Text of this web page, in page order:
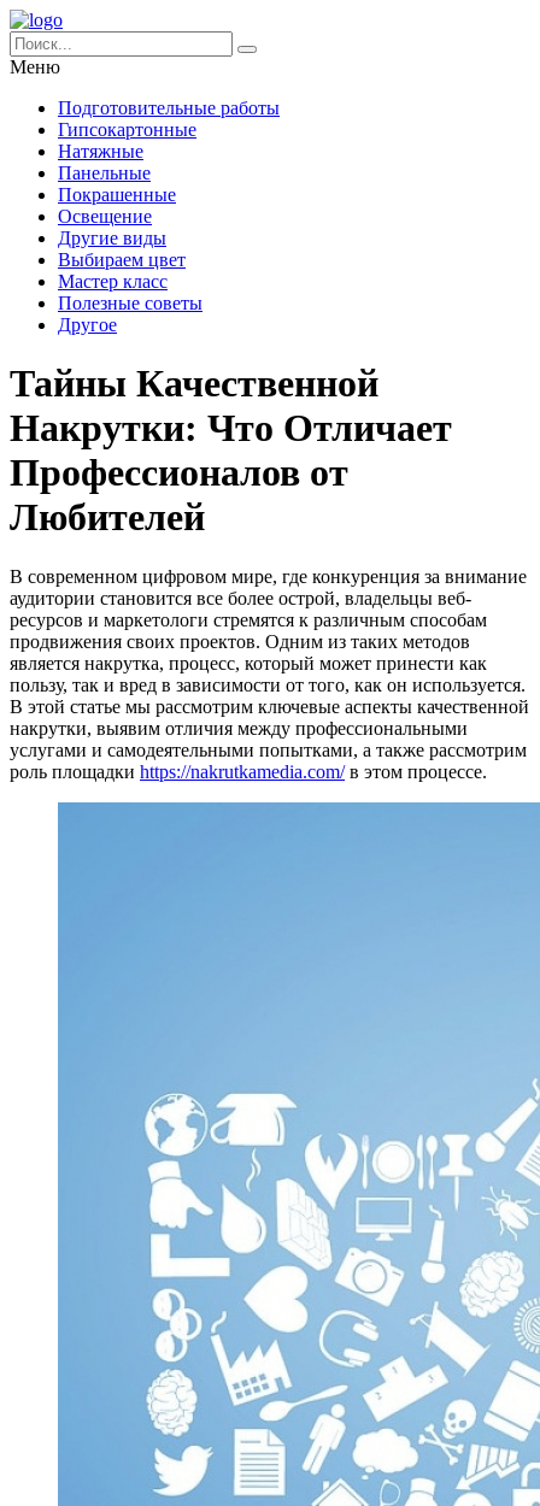
Меню
Подготовительные работы
Гипсокартонные
Натяжные
Панельные
Покрашенные
Освещение
Другие виды
Выбираем цвет
Мастер класс
Полезные советы
Другое
Тайны Качественной
Накрутки: Что Отличает
Профессионалов от
Любителей
В современном цифровом мире, где конкуренция за внимание
аудитории становится все более острой, владельцы веб-
ресурсов и маркетологи стремятся к различным способам
продвижения своих проектов. Одним из таких методов
является накрутка, процесс, который может принести как
пользу, так и вред в зависимости от того, как он используется.
В этой статье мы рассмотрим ключевые аспекты качественной
накрутки, выявим отличия между профессиональными
услугами и самодеятельными попытками, а также рассмотрим
роль площадки https://nakrutkamedia.com/в этом процессе.